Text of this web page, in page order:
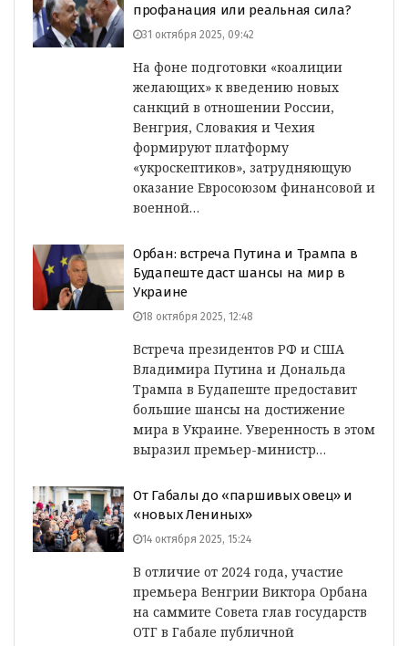
профанация или реальная сила?
31 октября 2025, 09:42
На фоне подготовки «коалиции
желающих» к введению новых
санкций в отношении России,
Венгрия, Словакия и Чехия
формируют платформу
«укроскептиков», затрудняющую
оказание Евросоюзом финансовой и
военной…
Орбан: встреча Путина и Трампа в
Будапеште даст шансы на мир в
Украине
18 октября 2025, 12:48
Встреча президентов РФ и США
Владимира Путина и Дональда
Трампа в Будапеште предоставит
большие шансы на достижение
мира в Украине. Уверенность в этом
выразил премьер-министр…
От Габалы до «паршивых овец» и
«новых Лениных»
14 октября 2025, 15:24
В отличие от 2024 года, участие
премьера Венгрии Виктора Орбана
на саммите Совета глав государств
ОТГ в Габале публичной